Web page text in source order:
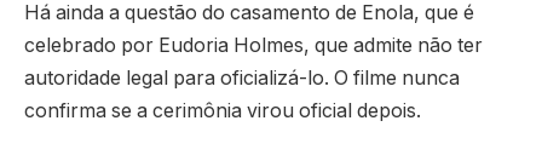
Há ainda a questão do casamento de Enola, que é
celebrado por Eudoria Holmes, que admite não ter
autoridade legal para oficializá-lo. O filme nunca
confirma se a cerimônia virou oficial depois.